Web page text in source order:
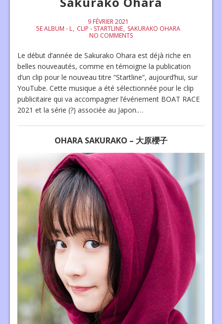
9 FÉVRIER 2021
5E ALBUM - L
CLIP - STARTLINE
SAKURAKO OHARA
NO COMMENTS
Le début d’année de Sakurako Ohara est déjà riche en
belles nouveautés, comme en témoigne la publication
d’un clip pour le nouveau titre “Startline”, aujourd’hui, sur
YouTube. Cette musique a été sélectionnée pour le clip
publicitaire qui va accompagner l’événement BOAT RACE
2021 et la série (?) associée au Japon.…
OHARA SAKURAKO – 大原櫻子